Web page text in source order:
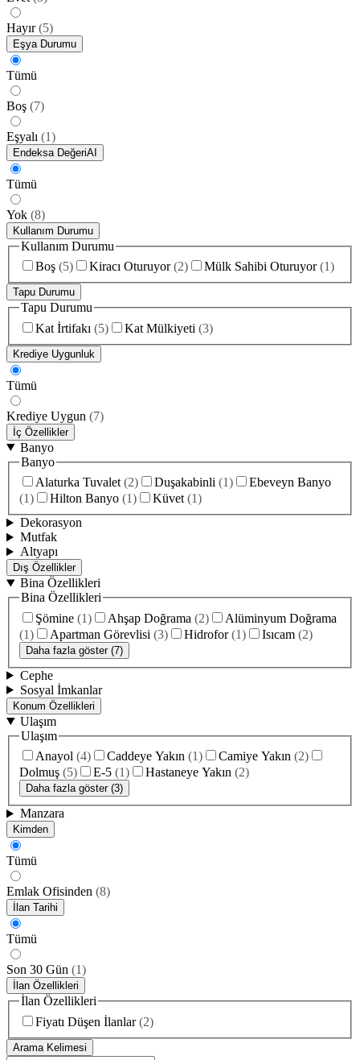
Hayır (5)
Eşya Durumu
Tümü
Boş (7)
Eşyalı (1)
Endeksa DeğeriAI
Tümü
Yok (8)
Kullanım Durumu
Kullanım Durumu
Boş (5) Kiracı Oturuyor (2) Mülk Sahibi Oturuyor (1)
Tapu Durumu
Tapu Durumu
Kat İrtifakı (5) Kat Mülkiyeti (3)
Krediye Uygunluk
Tümü
Krediye Uygun (7)
İç Özellikler
Banyo
Banyo
Alaturka Tuvalet (2) Duşakabinli (1)
Ebeveyn Banyo
(1) Hilton Banyo (1) Küvet (1)
Dekorasyon
Mutfak
Altyapı
Dış Özellikler
Bina Özellikleri
Bina Özellikleri
Şömine (1) Ahşap Doğrama (2)
Alüminyum Doğrama
(1) Apartman Görevlisi (3) Hidrofor (1) Isıcam (2)
Daha fazla göster (7)
Cephe
Sosyal İmkanlar
Konum Özellikleri
Ulaşım
Ulaşım
Anayol (4) Caddeye Yakın (1) Camiye Yakın (2)
Dolmuş (5) E-5 (1) Hastaneye Yakın (2)
Daha fazla göster (3)
Manzara
Kimden
Tümü
Emlak Ofisinden (8)
İlan Tarihi
Tümü
Son 30 Gün (1)
İlan Özellikleri
İlan Özellikleri
Fiyatı Düşen İlanlar (2)
Arama Kelimesi